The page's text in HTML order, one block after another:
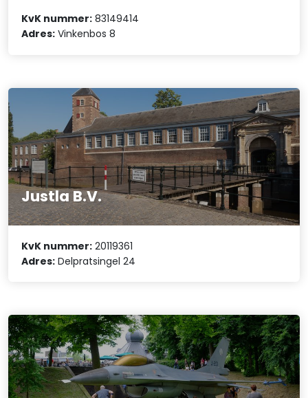
KvK nummer: 83149414
Adres: Vinkenbos 8
Justla B.V.
KvK nummer: 20119361
Adres: Delpratsingel 24